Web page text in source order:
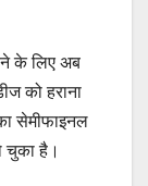
के लिए अब
को हराना
सेमीफाइनल
चुका है।